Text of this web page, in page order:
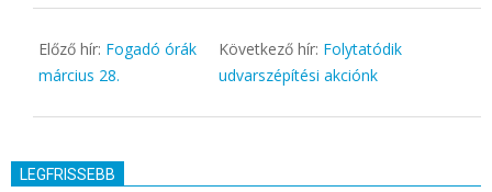
24
Előző hír: Fogadó órák
március 28.
Következő hír: Folytatódik
udvarszépítési akciónk
LEGFRISSEBB